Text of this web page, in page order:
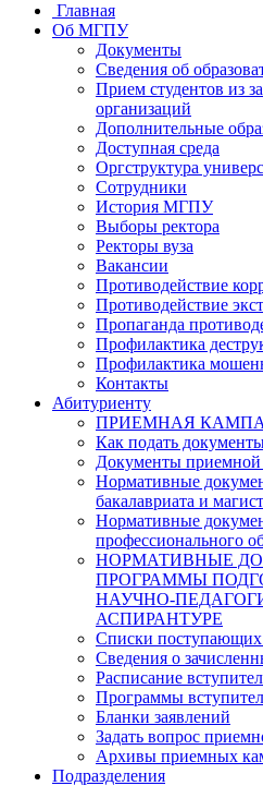
Главная
Об МГПУ
Документы
Сведения об
Прием студентов из
организаций
Дополнительные
Доступная среда
Оргструктура
Сотрудники
История МГПУ
Выборы ректора
Ректоры вуза
Вакансии
Противодействие
Противодействие
Пропаганда
Профилактика
Профилактика
Контакты
Абитуриенту
ПРИЕМНАЯ
Как подать
Документы приемной
Нормативные
бакалавриата и
Нормативные
профессионального
НОРМАТИВНЫЕ
ПРОГРАММЫ
НАУЧНО-
АСПИРАНТУРЕ
Списки поступающих
Сведения о
Расписание
Программы
Бланки заявлений
Задать вопрос
Архивы приемных
Подразделения